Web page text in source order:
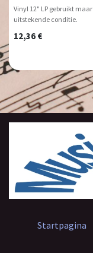
Vinyl 12" LP gebruikt
uitstekende conditie.
12,36 €
Startpagina